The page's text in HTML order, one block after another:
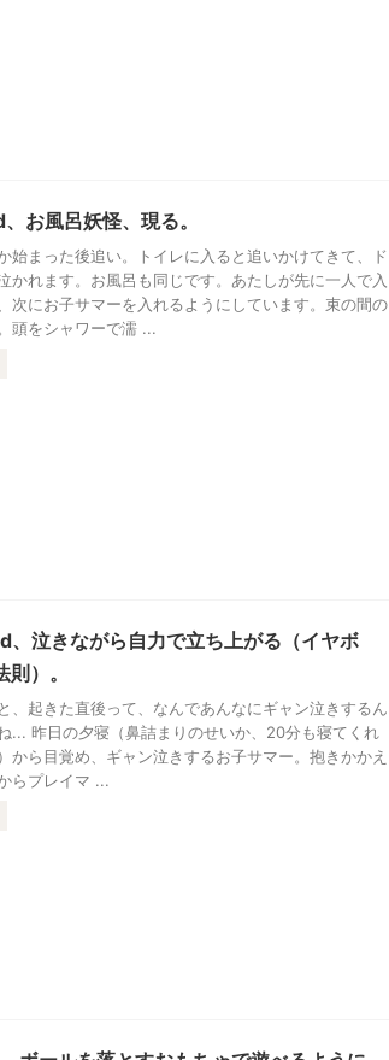
お風呂妖怪、現る。
始まった後追い。トイレに入ると追いかけてきて、ド
かれます。お風呂も同じです。あたしが先に一人で入
次にお子サマーを入れるようにしています。束の間の
頭をシャワーで濡 ...
泣きながら自力で立ち上がる（イヤボ
）。
、起きた直後って、なんであんなにギャン泣きするん
... 昨日の夕寝（鼻詰まりのせいか、20分も寝てくれ
から目覚め、ギャン泣きするお子サマー。抱きかかえ
らプレイマ ...